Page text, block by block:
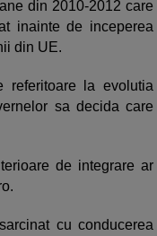
din 2010-2012 care
inainte de inceperea
din UE.
referitoare la evolutia
sa decida care
de integrare ar
cu conducerea